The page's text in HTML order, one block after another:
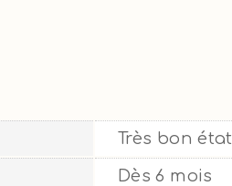
Très bon état
Dès 6 mois